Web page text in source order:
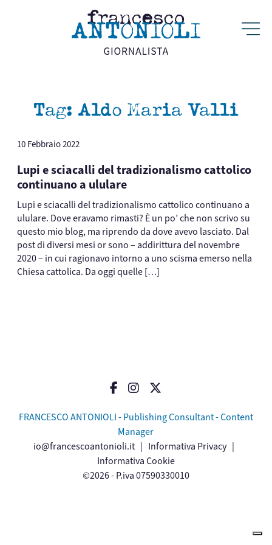
Tag: Aldo Maria Valli
10 Febbraio 2022
Lupi e sciacalli del tradizionalismo cattolico
continuano a ululare
Lupi e sciacalli del tradizionalismo cattolico continuano a
ululare. Dove eravamo rimasti? È un po’ che non scrivo su
questo mio blog, ma riprendo da dove avevo lasciato. Dal
post di diversi mesi or sono – addirittura del novembre
2020 – in cui ragionavo intorno a uno scisma emerso nella
Chiesa cattolica. Da oggi quelle […]
FRANCESCO ANTONIOLI - Publishing Consultant - Content
Manager
io@francescoantonioli.it | Informativa Privacy|
Informativa Cookie
©2026 - P.iva 07590330010